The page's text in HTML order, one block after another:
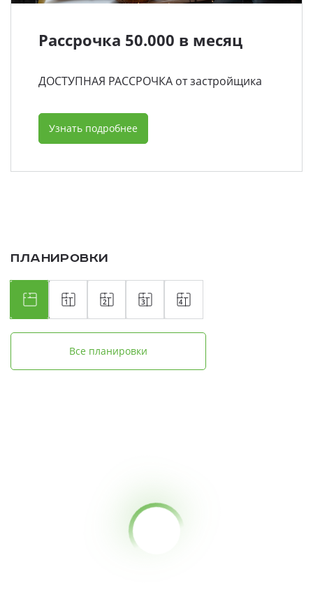
Рассрочка 50.000 в месяц
ДОСТУПНАЯ РАССРОЧКА от застройщика
Узнать подробнее
Планировки
Все планировки